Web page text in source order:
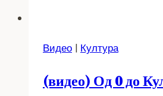
Видео | Култура
(видео) Од 0 до